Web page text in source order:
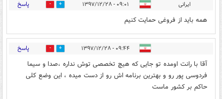
ایرانی ۰۹:۰۱ - ۱۳۹۷/۱۲/۲۸ 12 پاسخ
همه باید از فروغی حمایت کنیم
۰۹:۴۴ - ۱۳۹۷/۱۲/۲۸ 25 پاسخ
آقا با رانت اومده تو جایی که هیچ تخصصی توش نداره ،صدا و سیما
فردوسی پور رو و بهترین برنامه اش رو از دست میده ، این وضع کلی
حاکم بر کشور ماست